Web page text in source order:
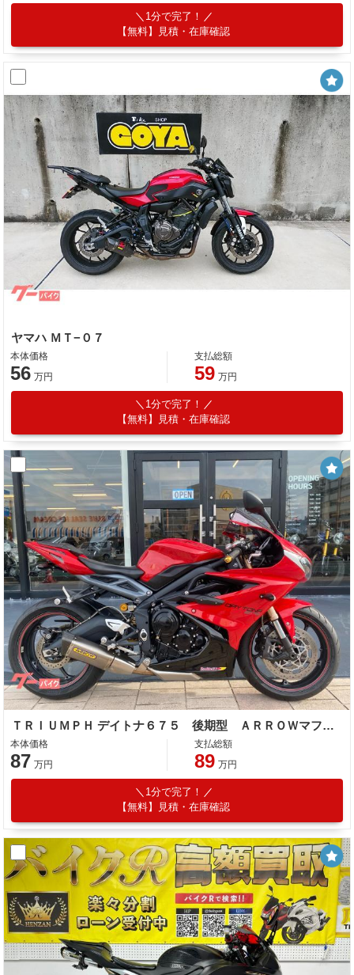
1分で完了！
【無料】見積・在庫確認
ヤマハ ＭＴ−０７
本体価格
56 万円
支払総額
59 万円
1分で完了！
【無料】見積・在庫確認
ＴＲＩＵＭＰＨ デイトナ６７５ 後期型 ＡＲＲＯＷマフラー フェンダーレス オーリンズＲショック
本体価格
87 万円
支払総額
89 万円
1分で完了！
【無料】見積・在庫確認